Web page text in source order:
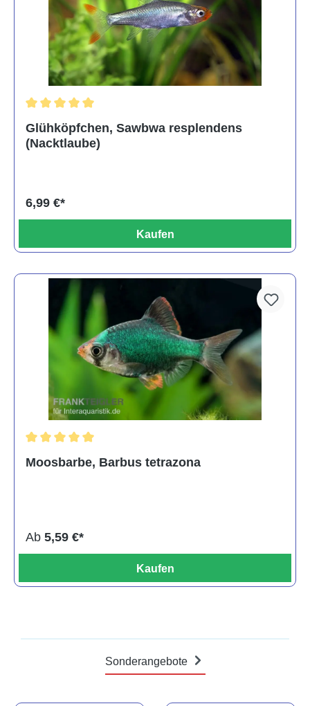
Glühköpfchen, Sawbwa resplendens
(Nacktlaube)
6,99 €*
Kaufen
Moosbarbe, Barbus tetrazona
Ab 5,59 €*
Kaufen
Sonderangebote